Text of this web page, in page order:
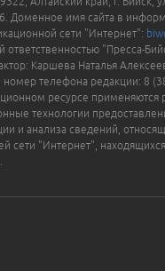
Доменное имя сайта в
сети "Интернет":
ответственностью "Пресса-
Каршева Наталья
, номер телефона редакции: 8
ресурсе применяются
технологии
и анализа сведений,
сети "Интернет",